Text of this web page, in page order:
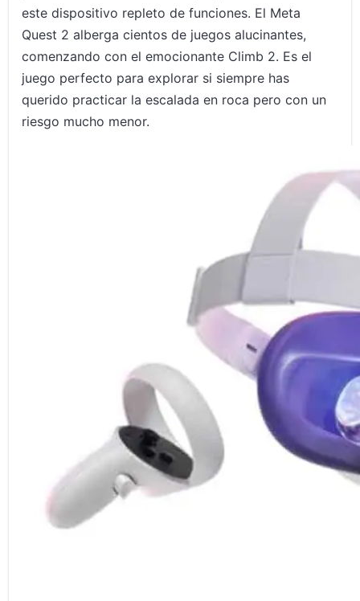
este dispositivo repleto de funciones. El Meta
Quest 2 alberga cientos de juegos alucinantes,
comenzando con el emocionante Climb 2. Es el
juego perfecto para explorar si siempre has
querido practicar la escalada en roca pero con un
riesgo mucho menor.